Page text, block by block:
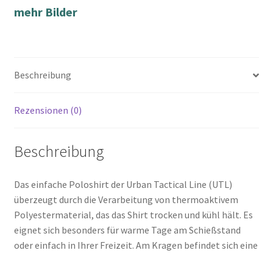
mehr Bilder
Beschreibung
Rezensionen (0)
Beschreibung
Das einfache Poloshirt der Urban Tactical Line (UTL)
überzeugt durch die Verarbeitung von thermoaktivem
Polyestermaterial, das das Shirt trocken und kühl hält. Es
eignet sich besonders für warme Tage am Schießstand
oder einfach in Ihrer Freizeit. Am Kragen befindet sich eine